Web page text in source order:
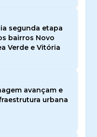
segunda etapa
bairros Novo
Verde e Vitória
avançam e
urbana